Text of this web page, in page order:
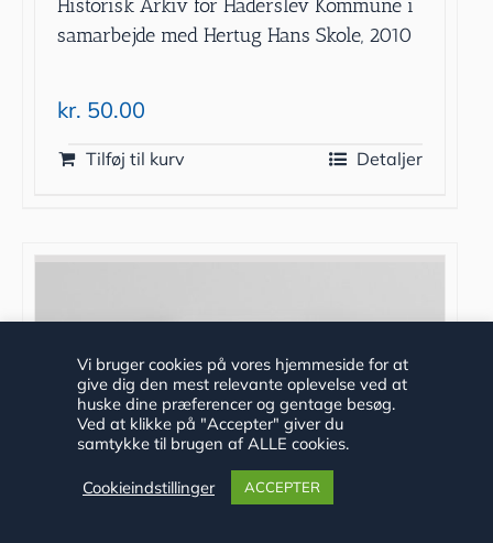
Historisk Arkiv for Haderslev Kommune i
samarbejde med Hertug Hans Skole, 2010
kr. 50.00
Tilføj til kurv Detaljer
Vi bruger cookies på vores hjemmeside for at
give dig den mest relevante oplevelse ved at
huske dine præferencer og gentage besøg.
Ved at klikke på "Accepter" giver du
samtykke til brugen af ALLE cookies.
Cookieindstillinger ACCEPTER